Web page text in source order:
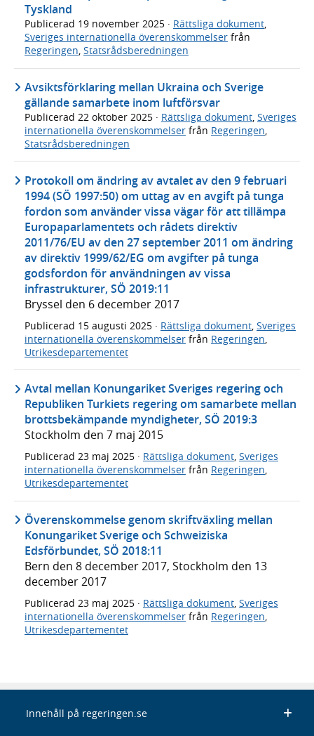
Tyskland
Publicerad 19 november 2025 · Rättsliga dokument,
Sveriges internationella överenskommelser från
Regeringen, Statsrådsberedningen
Avsiktsförklaring mellan Ukraina och Sverige
gällande samarbete inom luftförsvar
Publicerad 22 oktober 2025 · Rättsliga dokument, Sveriges
internationella överenskommelser från Regeringen,
Statsrådsberedningen
Protokoll om ändring av avtalet av den 9 februari
1994 (SÖ 1997:50) om uttag av en avgift på tunga
fordon som använder vissa vägar för att tillämpa
Europaparlamentets och rådets direktiv
2011/76/EU av den 27 september 2011 om ändring
av direktiv 1999/62/EG om avgifter på tunga
godsfordon för användningen av vissa
infrastrukturer, SÖ 2019:11
Bryssel den 6 december 2017
Publicerad 15 augusti 2025 · Rättsliga dokument Sveriges
internationella överenskommelser från Regeringen
Utrikesdepartementet
Avtal mellan Konungariket Sveriges regering och
Republiken Turkiets regering om samarbete mellan
brottsbekämpande myndigheter, SÖ 2019:3
Stockholm den 7 maj 2015
Publicerad 23 maj 2025 · Rättsliga dokument, Sveriges
internationella överenskommelser från Regeringen,
Utrikesdepartementet
Överenskommelse genom skriftväxling mellan
Konungariket Sverige och Schweiziska
Edsförbundet, SÖ 2018:11
Bern den 8 december 2017, Stockholm den 13
december 2017
Publicerad 23 maj 2025 · Rättsliga dokument, Sveriges
internationella överenskommelser från Regeringen,
Utrikesdepartementet
Innehåll på regeringen.se